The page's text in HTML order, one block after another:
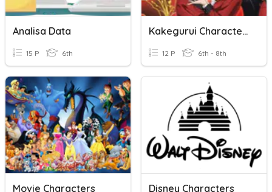
Analisa Data
15 P 6th
Kakegurui Characters
12 P 6th - 8th
Movie Characters Disney Characters